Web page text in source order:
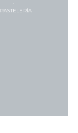
PASTELERÍA